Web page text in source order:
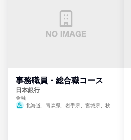
事務職員・総合職コース
日本銀行
金融
北海道、青森県、岩手県、宮城県、秋田